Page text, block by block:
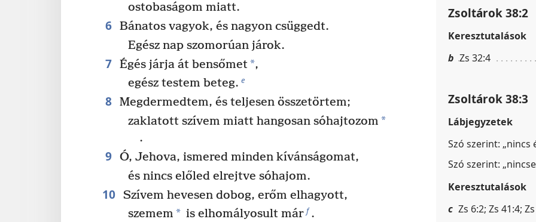
ostobaságom miatt.
6 Bánatos vagyok, és nagyon csüggedt.
Egész nap szomorúan járok.
7 Égés járja át bensőmet*,
egész testem beteg. e
8 Megdermedtem, és teljesen összetörtem;
zaklatott szívem miatt hangosan sóhajtozom *
.
9 Ó, Jehova, ismered minden kívánságomat,
és nincs előled elrejtve sóhajom.
10 Szívem hevesen dobog, erőm elhagyott,
szemem * is elhomályosult már f .
Zsoltárok 38:2
Keresztutalások
b Zs 32:4
Zsoltárok 38:3
Lábjegyzetek
Szó szerint: „nincs
Szó szerint:
Keresztutalások
c Zs 6:2; Zs 41:4;